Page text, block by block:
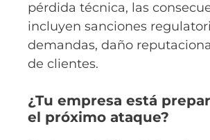
pérdida técnica, las
incluyen sanciones
demandas, daño
de clientes.
¿Tu empresa está
el próximo ataque?